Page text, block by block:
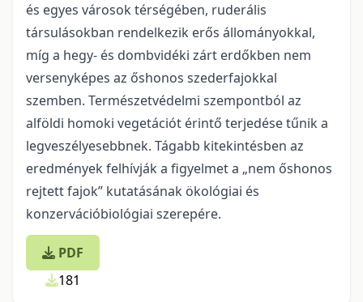
és egyes városok térségében, ruderális
társulásokban rendelkezik erős állományokkal,
míg a hegy- és dombvidéki zárt erdőkben nem
versenyképes az őshonos szederfajokkal
szemben. Természetvédelmi szempontból az
alföldi homoki vegetációt érintő terjedése tűnik a
legveszélyesebbnek. Tágabb kitekintésben az
eredmények felhívják a figyelmet a „nem őshonos
rejtett fajok” kutatásának ökológiai és
konzervációbiológiai szerepére.
PDF
181